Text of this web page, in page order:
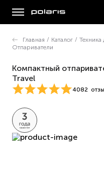
Главная / Каталог / Техника
Отпариватели
Компактный
Travel
4082